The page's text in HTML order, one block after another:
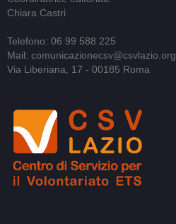
Chiara Castri
Telefono: 06 99 588 225
Mail: comunicazionecsv@csvlazio.org
Via Liberiana, 17 - 00185 Roma